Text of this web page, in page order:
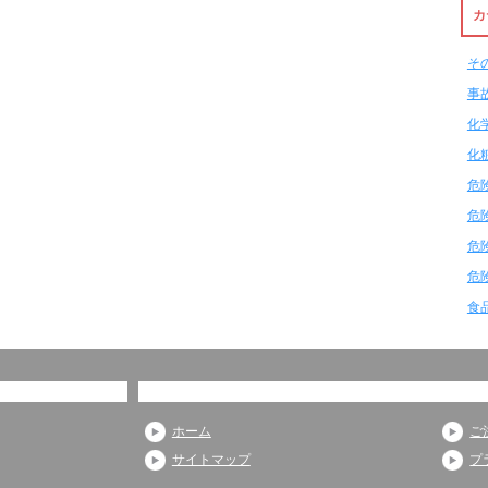
そ
事
化
化
危
危
危
危
食
ホーム
サイトマップ
ご
プ